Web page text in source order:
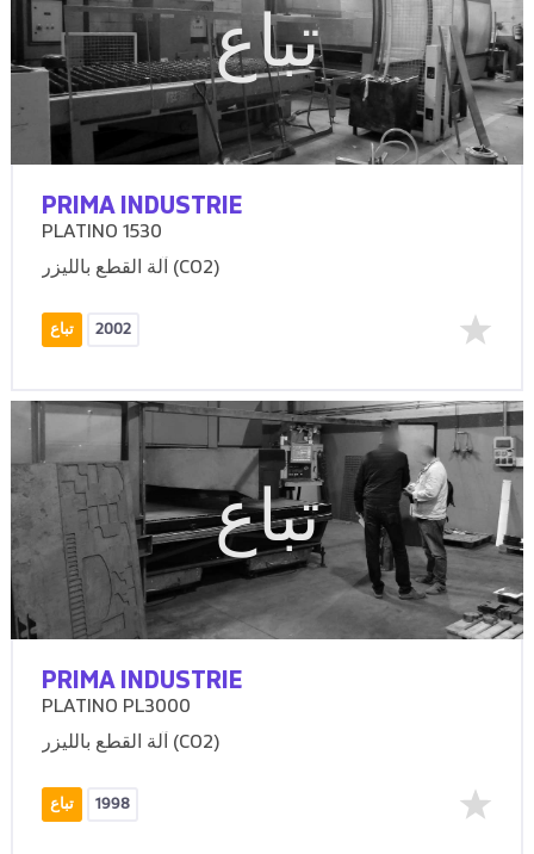
تباع
PRIMA INDUSTRIE
PLATINO 1530
آلة القطع بالليزر (CO2)
تباع 2002
تباع
PRIMA INDUSTRIE
PLATINO PL3000
آلة القطع بالليزر (CO2)
تباع 1998